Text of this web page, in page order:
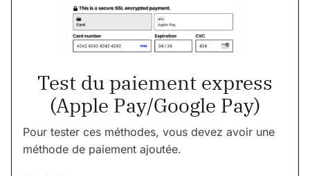
Test du paiement express
(Apple Pay/Google Pay)
Pour tester ces méthodes, vous devez avoir une
méthode de paiement ajoutée.